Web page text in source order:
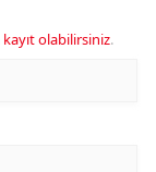
kayıt olabilirsiniz.